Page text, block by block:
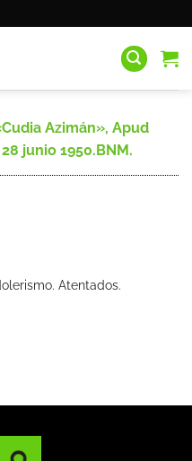
Azimán», Apud
junio 1950.BNM.
Atentados.